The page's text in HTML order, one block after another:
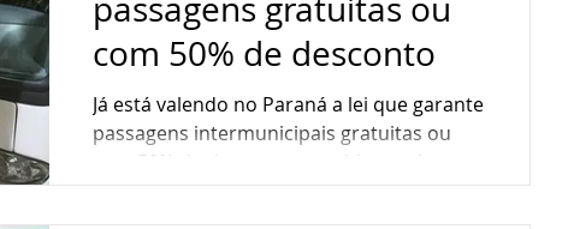
com 50% de desconto
Já está valendo no Paraná a lei que garante
passagens intermunicipais gratuitas ou
com 50% de desconto para idosos. A
medida foi...